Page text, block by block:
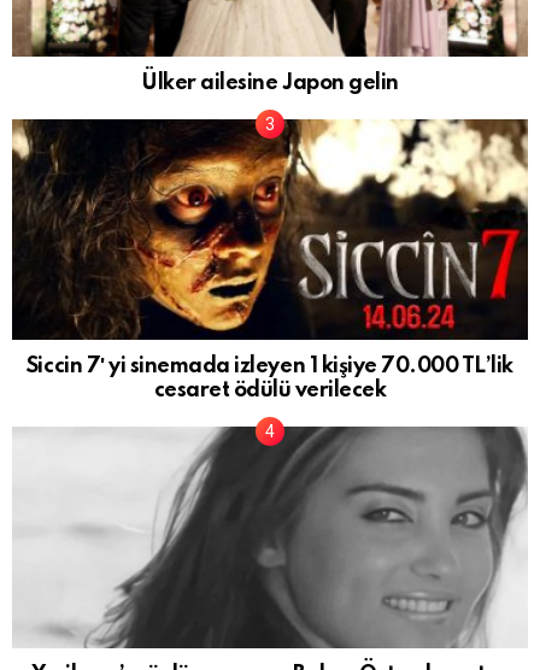
Ülker ailesine Japon gelin
Siccin 7′ yi sinemada izleyen 1 kişiye 70.000 TL’lik
cesaret ödülü verilecek